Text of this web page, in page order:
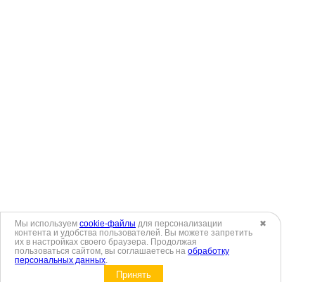
✖
Мы используем cookie-файлы для персонализации
контента и удобства пользователей. Вы можете запретить
их в настройках своего браузера. Продолжая
пользоваться сайтом, вы соглашаетесь на обработку
персональных данных.
Принять